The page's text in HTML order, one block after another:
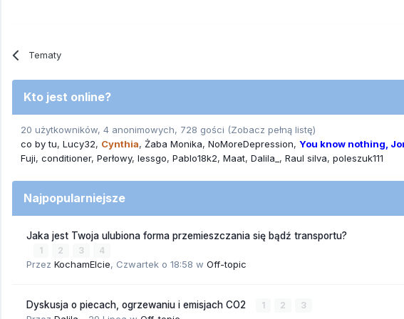
Tematy
Kto jest online?
20 użytkowników, 4 anonimowych, 728 gości (Zobacz pełną listę)
co by tu Lucy32 Cynthia Żaba Monika NoMoreDepression You know nothing,
Fuji conditioner Perłowy lessgo Pablo18k2 Maat Dalila_ Raul silva poleszuk111
Najpopularniejsze
Jaka jest Twoja ulubiona forma przemieszczania się bądź transportu?
1 2 3 4
Przez KochamElcie, Czwartek o 18:58 w Off-topic
Dyskusja o piecach, ogrzewaniu i emisjach CO2 1 2 3